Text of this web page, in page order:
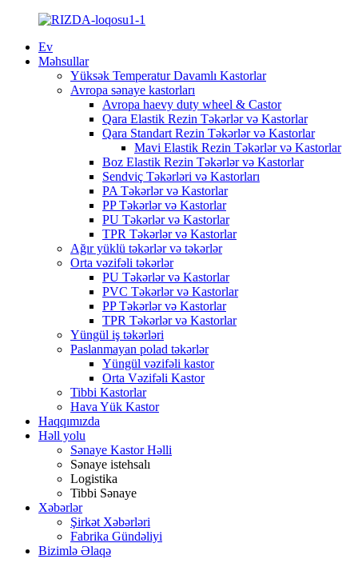
Ev
Məhsullar
Yüksək Temperatur Davamlı Kastorlar
Avropa sənaye kastorları
Avropa haevy duty wheel & Castor
Qara Elastik Rezin Təkərlər və Kastorlar
Qara Standart Rezin Təkərlər və Kastorlar
Mavi Elastik Rezin Təkərlər və Kastorlar
Boz Elastik Rezin Təkərlər və Kastorlar
Sendviç Təkərləri və Kastorları
PA Təkərlər və Kastorlar
PP Təkərlər və Kastorlar
PU Təkərlər və Kastorlar
TPR Təkərlər və Kastorlar
Ağır yüklü təkərlər və təkərlər
Orta vəzifəli təkərlər
PU Təkərlər və Kastorlar
PVC Təkərlər və Kastorlar
PP Təkərlər və Kastorlar
TPR Təkərlər və Kastorlar
Yüngül iş təkərləri
Paslanmayan polad təkərlər
Yüngül vəzifəli kastor
Orta Vəzifəli Kastor
Tibbi Kastorlar
Hava Yük Kastor
Haqqımızda
Həll yolu
Sənaye Kastor Həlli
Sənaye istehsalı
Logistika
Tibbi Sənaye
Xəbərlər
Şirkət Xəbərləri
Fabrika Gündəliyi
Bizimlə Əlaqə